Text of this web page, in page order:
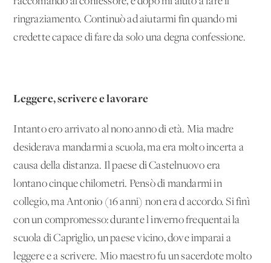
ringraziamento. Continuò ad aiutarmi fin quando mi
credette capace di fare da solo una degna confessione.
Leggere, scrivere e lavorare
Intanto ero arrivato al nono anno di età. Mia madre
desiderava mandarmi a scuola, ma era molto incerta a
causa della distanza. Il paese di Castelnuovo era
lontano cinque chilometri. Pensò di mandarmi in
collegio, ma Antonio (16 anni) non era d'accordo. Si finì
con un compromesso: durante l'inverno frequentai la
scuola di Capriglio, un paese vicino, dove imparai a
leggere e a scrivere. Mio maestro fu un sacerdote molto